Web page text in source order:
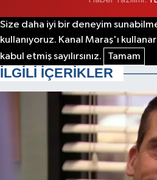
Size daha iyi bir deneyim
kullanıyoruz. Kanal Maraş'ı
kabul etmiş sayılırsınız.
Tamam